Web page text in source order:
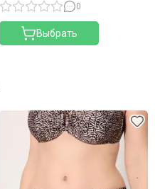
0
Выбрать